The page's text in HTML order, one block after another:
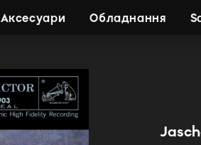
Аксесуари Обладнання